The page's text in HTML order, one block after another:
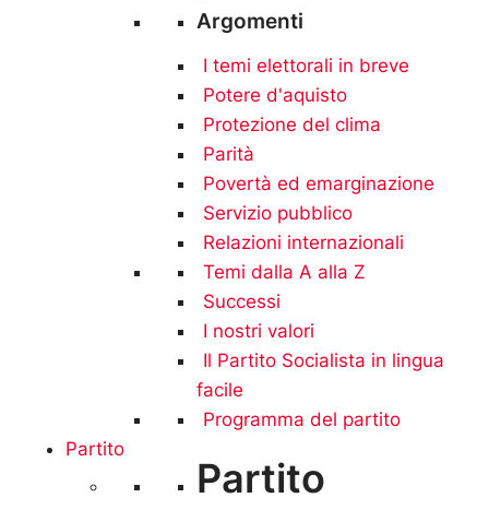
Argomenti
I temi elettorali in breve
Potere d'aquisto
Protezione del clima
Parità
Povertà ed emarginazione
Servizio pubblico
Relazioni internazionali
Temi dalla A alla Z
Successi
I nostri valori
Il Partito Socialista in lingua
facile
Programma del partito
Partito
Partito